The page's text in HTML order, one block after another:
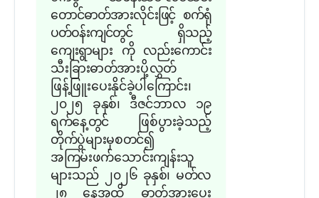
တောင်ဓာတ်အားလိုင်းဖြင့် စက်ရုံ
ပတ်ဝန်းကျင်တွင် ရှိသည့်
ကျေးရွာများ ကို လည်းကောင်း
သီးခြားဓာတ်အားပို့လွှတ်
ဖြန့်ဖြူးပေးနိုင်ခဲ့ပါကြောင်း၊
၂၀၂၅ ခုနှစ်၊ ဒီဇင်ဘာလ ၁၉
ရက်နေ့တွင် ဖြစ်ပွားခဲ့သည့်
တိုက်ပွဲများမှစတင်၍
အကြမ်းဖက်သောင်းကျန်းသူ
များသည် ၂၀၂၆ ခုနှစ်၊ မတ်လ
၂၈ နေ့အထိ ဓာတ်အားပေး